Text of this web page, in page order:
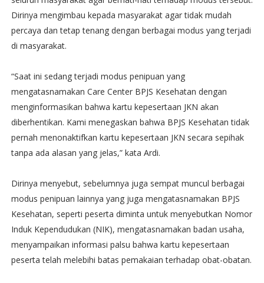
Dirinya mengimbau kepada masyarakat agar tidak mudah
percaya dan tetap tenang dengan berbagai modus yang terjadi
di masyarakat.
“Saat ini sedang terjadi modus penipuan yang
mengatasnamakan Care Center BPJS Kesehatan dengan
menginformasikan bahwa kartu kepesertaan JKN akan
diberhentikan. Kami menegaskan bahwa BPJS Kesehatan tidak
pernah menonaktifkan kartu kepesertaan JKN secara sepihak
tanpa ada alasan yang jelas,” kata Ardi.
Dirinya menyebut, sebelumnya juga sempat muncul berbagai
modus penipuan lainnya yang juga mengatasnamakan BPJS
Kesehatan, seperti peserta diminta untuk menyebutkan Nomor
Induk Kependudukan (NIK), mengatasnamakan badan usaha,
menyampaikan informasi palsu bahwa kartu kepesertaan
peserta telah melebihi batas pemakaian terhadap obat-obatan.